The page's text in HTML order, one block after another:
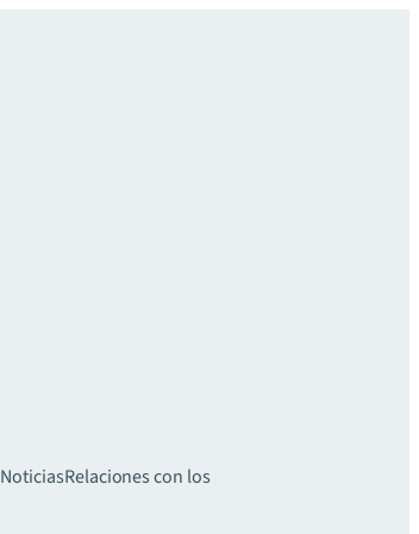
NoticiasRelaciones con los